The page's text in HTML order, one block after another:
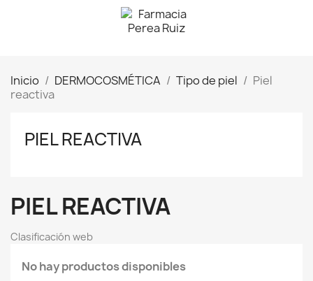
Inicio DERMOCOSMÉTICA Tipo de piel
Piel
reactiva
PIEL REACTIVA
PIEL REACTIVA
Clasificación web
No hay productos disponibles